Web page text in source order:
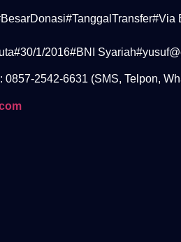
1/2016#BNI
0857-2542-6631 (SMS, Telpon,